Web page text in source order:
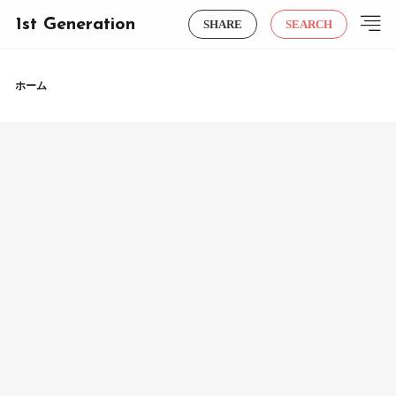
1st Generation SHARE SEARCH
ホーム